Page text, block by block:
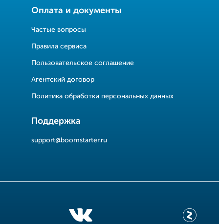
Оплата и документы
Частые вопросы
Правила сервиса
Пользовательское соглашение
Агентский договор
Политика обработки персональных данных
Поддержка
support@boomstarter.ru